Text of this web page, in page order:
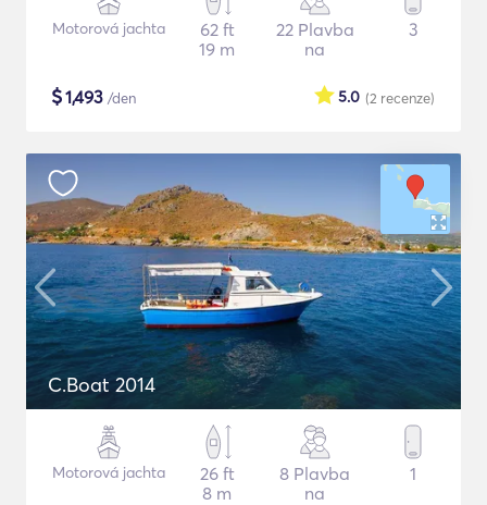
Motorová jachta
62 ft
19 m
22 Plavba
na
3
$1,493 /den (2 recenze)
5.0
C.Boat 2014
Motorová jachta
26 ft
8 m
8 Plavba
na
1